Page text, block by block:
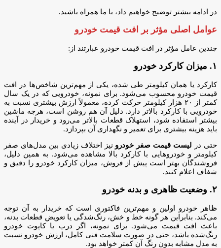
در ادامه بیشتر توضیح خواهیم داد، با ما همراه باشید.
عوامل اصلی مؤثر بر افت قیمت خودرو
چندین عامل مؤثر در افت قیمت خودرو عبارتند از:
۱. میزان کارکرد خودرو
کارکرد یا همان کیلومتر طی‌ شده، یکی از مهم‌ترین شاخص‌ها در افت
قیمت خودرو محسوب می‌شود. برای نمونه، خودرویی که در یک سال
کمتر از ۲۰ هزار کیلومتر حرکت کرده، معمولاً ارزش بیشتری نسبت به
خودرویی با کارکرد بالاتر دارد. دلیل آن هم روشن است، هرچه ماشین
بیشتر استفاده شود، استهلاک قطعات بالاتر می‌رود و خریدار در آینده
باید هزینه بیشتری برای تعمیر و نگهداری آن بپردازد.
حتی در لیست قیمت صفر خودرو نیز اختلاف زیادی بین مدل‌های صفر
کیلومتر و خودروهایی با کارکرد بالا مشاهده می‌شود. به همین دلیل،
فروشندگان بهتر است پیش از فروش، میزان کارکرد خودرو را دقیق و
شفاف اعلام کنند.
۲. وضعیت ظاهری و بدنه خودرو
ظاهر خودرو اولین و مهم‌ترین فاکتوری است که خریدار به آن توجه
می‌کند. بنابراین هر گونه خط و خش، رنگ‌شدگی یا تعویض قطعات بدنه،
باعث افت قیمت می‌شود. برای نمونه، اگر درب یا کاپوت خودرو
رنگ‌شده باشد، حتی در صورت سلامت فنی کامل، ارزش خودرو نسبت
به مدل مشابه بدون رنگ آن کمتر خواهد بود.